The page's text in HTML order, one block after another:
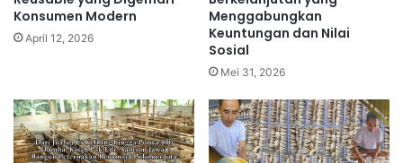
Konsumen Modern
April 12, 2026
Menggabungkan
Keuntungan dan Nilai
Sosial
Mei 31, 2026